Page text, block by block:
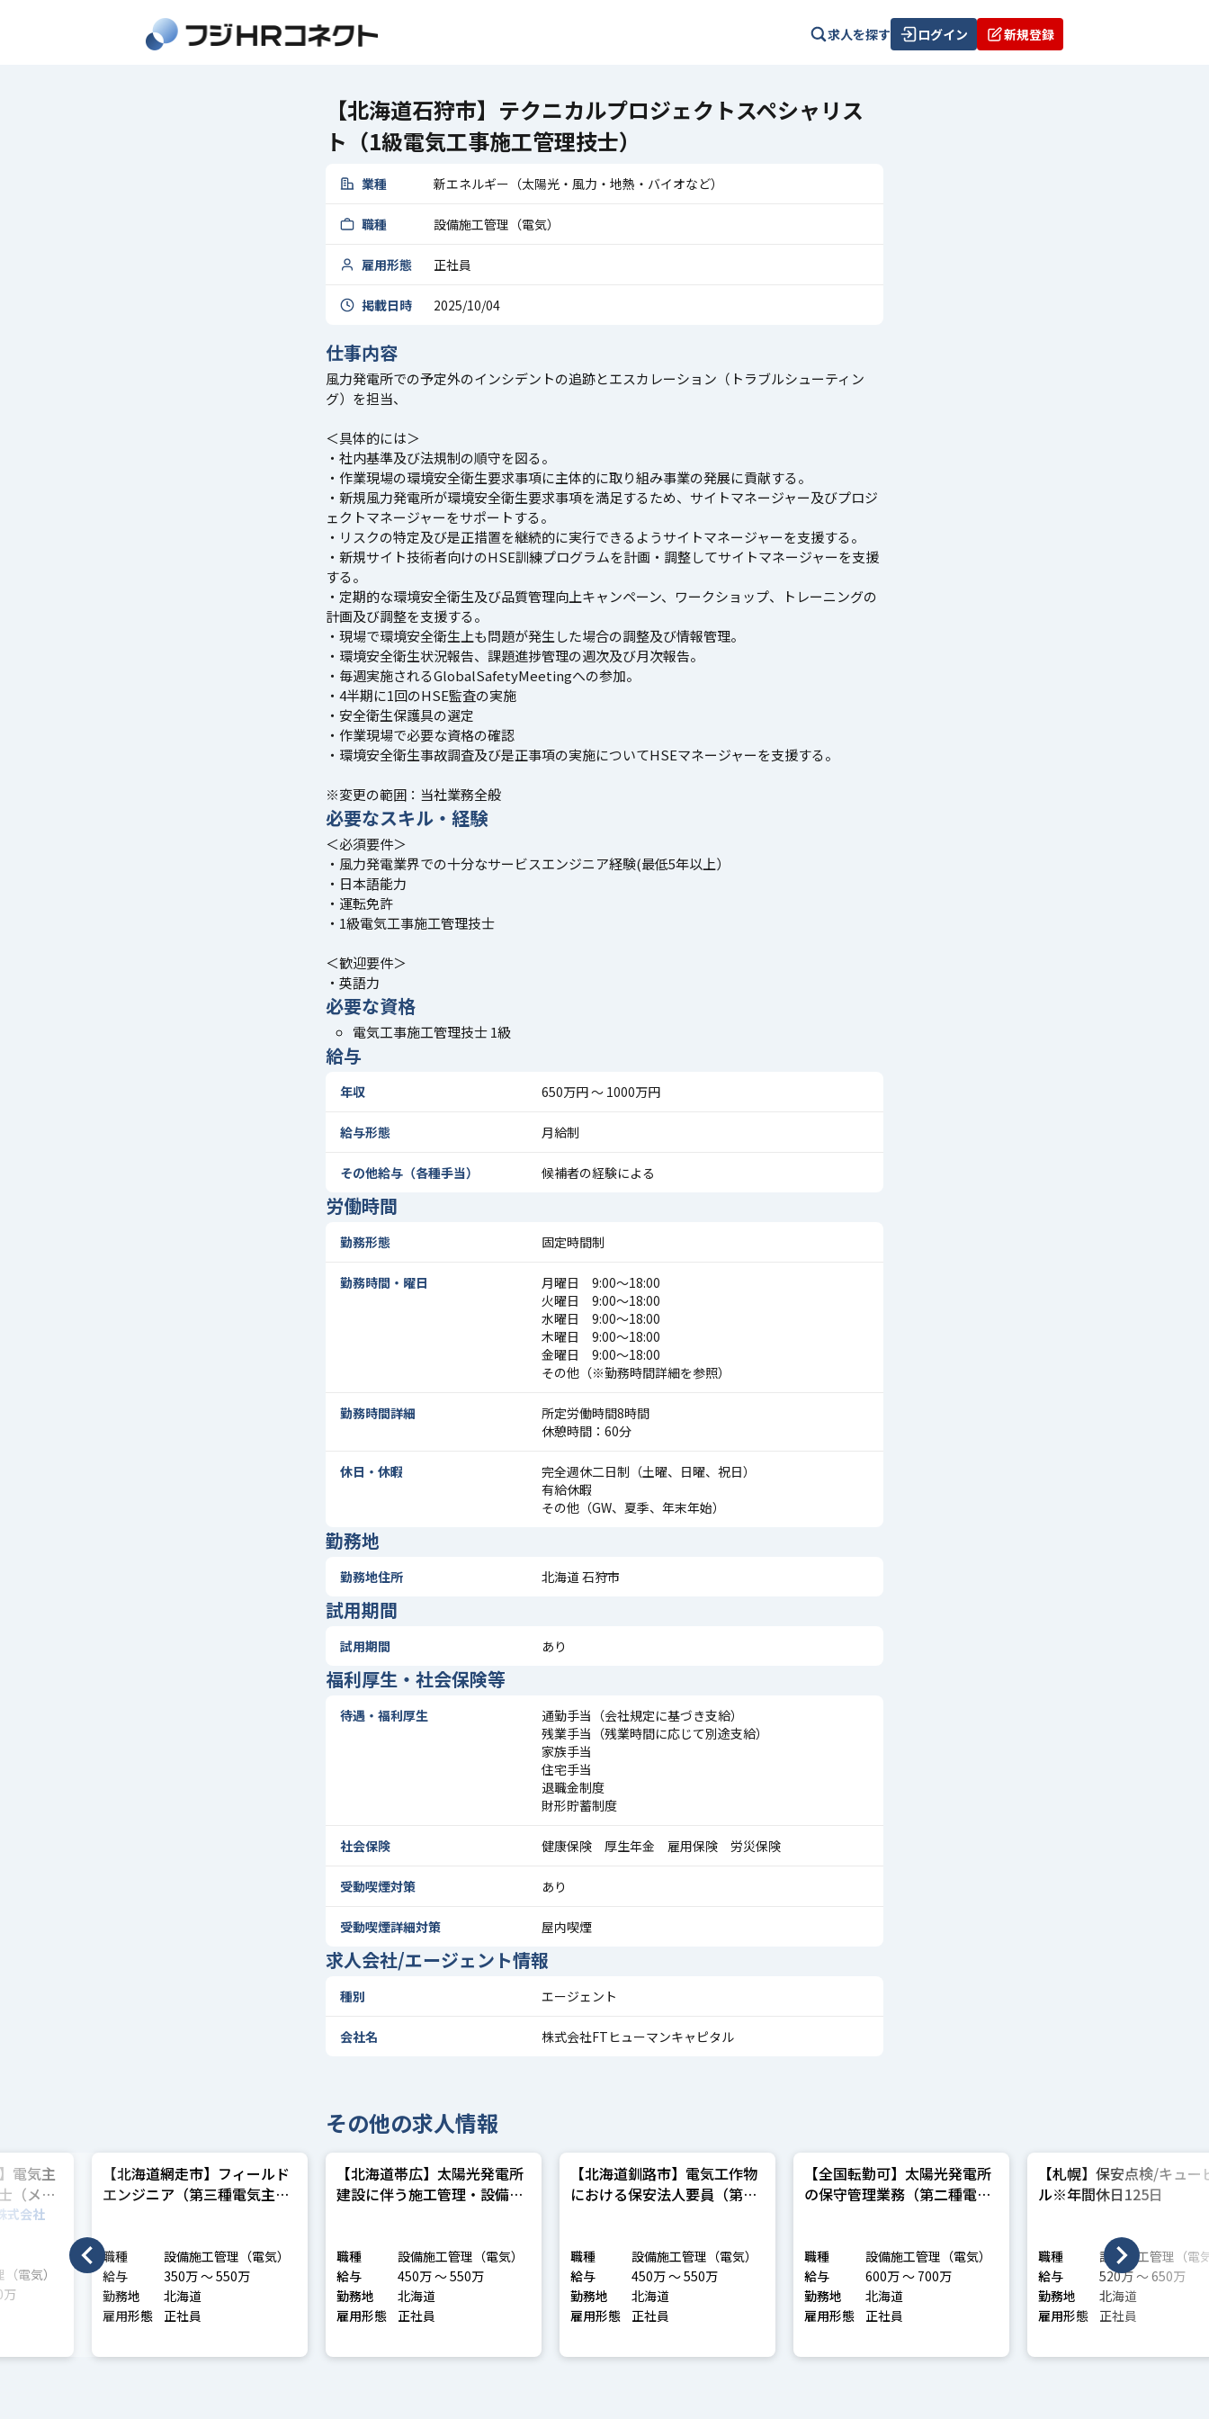
求人を探す ログイン 新規登録
【北海道石狩市】テクニカルプロジェクトスペシャリス
ト（1級電気工事施工管理技士）
業種 新エネルギー（太陽光・風力・地熱・バイオなど）
職種 設備施工管理（電気）
雇用形態 正社員
掲載日時 2025/10/04
仕事内容
風力発電所での予定外のインシデントの追跡とエスカレーション（トラブルシューティン
グ）を担当、
＜具体的には＞
・社内基準及び法規制の順守を図る。
・作業現場の環境安全衛生要求事項に主体的に取り組み事業の発展に貢献する。
・新規風力発電所が環境安全衛生要求事項を満足するため、サイトマネージャー及びプロジ
ェクトマネージャーをサポートする。
・リスクの特定及び是正措置を継続的に実行できるようサイトマネージャーを支援する。
・新規サイト技術者向けのHSE訓練プログラムを計画・調整してサイトマネージャーを支援
する。
・定期的な環境安全衛生及び品質管理向上キャンペーン、ワークショップ、トレーニングの
計画及び調整を支援する。
・現場で環境安全衛生上も問題が発生した場合の調整及び情報管理。
・環境安全衛生状況報告、課題進捗管理の週次及び月次報告。
・毎週実施されるGlobalSafetyMeetingへの参加。
・4半期に1回のHSE監査の実施
・安全衛生保護具の選定
・作業現場で必要な資格の確認
・環境安全衛生事故調査及び是正事項の実施についてHSEマネージャーを支援する。
※変更の範囲：当社業務全般
必要なスキル・経験
＜必須要件＞
・風力発電業界での十分なサービスエンジニア経験(最低5年以上）
・日本語能力
・運転免許
・1級電気工事施工管理技士
＜歓迎要件＞
・英語力
必要な資格
電気工事施工管理技士 1級
給与
年収 650万円 〜 1000万円
給与形態 月給制
その他給与（各種手当） 候補者の経験による
労働時間
勤務形態 固定時間制
勤務時間・曜日
月曜日 9:00〜18:00
火曜日 9:00〜18:00
水曜日 9:00〜18:00
木曜日 9:00〜18:00
金曜日 9:00〜18:00
その他（※勤務時間詳細を参照）
勤務時間詳細
所定労働時間8時間
休憩時間：60分
休日・休暇
完全週休二日制（土曜、日曜、祝日）
有給休暇
その他（GW、夏季、年末年始）
勤務地
勤務地住所 北海道 石狩市
試用期間
試用期間 あり
福利厚生・社会保険等
待遇・福利厚生
通勤手当（会社規定に基づき支給）
残業手当（残業時間に応じて別途支給）
家族手当
住宅手当
退職金制度
財形貯蓄制度
社会保険 健康保険 厚生年金 雇用保険 労災保険
受動喫煙対策 あり
受動喫煙詳細対策 屋内喫煙
求人会社/エージェント情報
種別 エージェント
会社名 株式会社FTヒューマンキャピタル
その他の求人情報
電気主
（メガ
式会社
電気）
万
【北海道網走市】フィールド
エンジニア（第三種電気主任
職種
設備施工管理（電気）
給与
350万 〜 550万
勤務地
北海道
雇用形態
正社員
【北海道帯広】太陽光発電所
建設に伴う施工管理・設備管
職種
設備施工管理（電気）
給与
450万 〜 550万
勤務地
北海道
雇用形態
正社員
【北海道釧路市】電気工作物
における保安法人要員（第三
職種
設備施工管理（電気）
給与
450万 〜 550万
勤務地
北海道
雇用形態
正社員
【全国転勤可】太陽光発電所
の保守管理業務（第二種電気
職種
設備施工管理（電気）
給与
600万 〜 700万
勤務地
北海道
雇用形態
正社員
【札幌】保安点検/キュー
ル※年間休日125日
職種
設備施工管理（電
給与
520万 〜 650万
勤務地
北海道
雇用形態
正社員